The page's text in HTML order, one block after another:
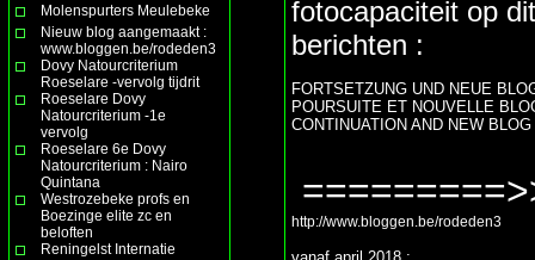
Molenspurters Meulebeke
Nieuw blog aangemaakt :
www.bloggen.be/rodeden3
Dovy Natourcriterium
Roeselare -vervolg tijdrit
Roeselare Dovy
Natourcriterium -1e
vervolg
Roeselare 6e Dovy
Natourcriterium : Nairo
Quintana
Westrozebeke profs en
Boezinge elite zc en
beloften
Reningelst Internatie
fotocapaciteit op
berichten :
FORTSETZUNG UND NEUE
POURSUITE ET NOUVELLE
CONTINUATION AND NEW
http://www.bloggen.be/rodeden3